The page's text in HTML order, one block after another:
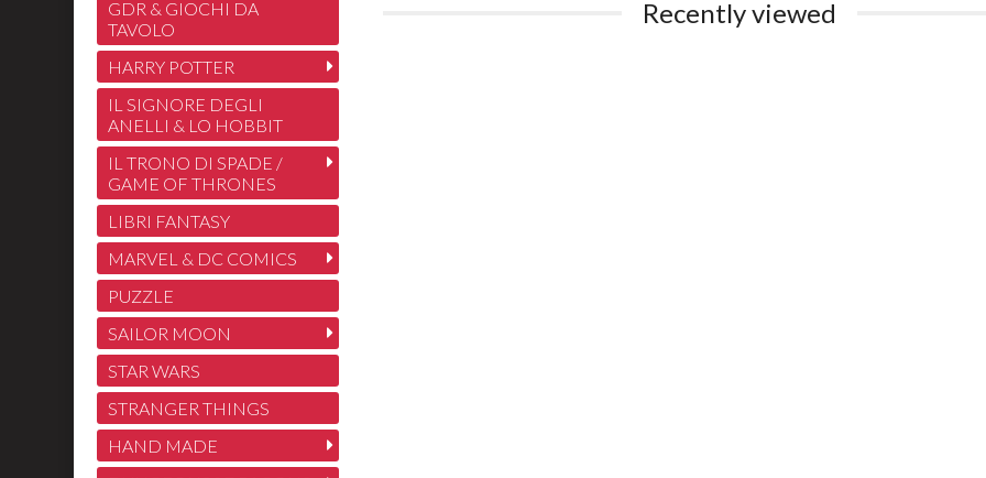
Recently viewed
GDR & GIOCHI DA
TAVOLO
HARRY POTTER
IL SIGNORE DEGLI
ANELLI & LO HOBBIT
IL TRONO DI SPADE /
GAME OF THRONES
LIBRI FANTASY
MARVEL & DC COMICS
PUZZLE
SAILOR MOON
STAR WARS
STRANGER THINGS
HAND MADE
€ 180,00